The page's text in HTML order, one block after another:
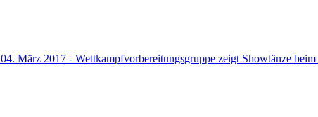
04. März 2017 - Wettkampfvorbereitungsgruppe zeigt Showtänze